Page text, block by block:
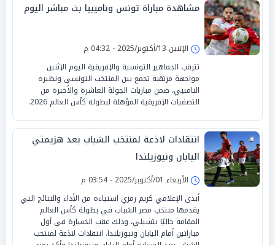
مشاهدة مباراة تونس وناميبيا بث مباشر اليوم
الإثنين 13/أكتوبر/2025 - 04:32 م
تترقب الجماهير التونسية والإفريقية اليوم الإثنين
مواجهة مرتقبة تجمع بين المنتخب التونسي ونظيره
الناميبي، ضمن مباريات الجولة العاشرة والأخيرة من
التصفيات الإفريقية المؤهلة لبطولة كأس العالم 2026.
انتقادات لاذعة لمنتخب الشباب بعد هزيمتي
اليابان ونيوزيلندا
الأربعاء 01/أكتوبر/2025 - 03:54 م
أبدى الإعلامي كريم رمزي استياءه من الأداء والنتائج التي
يقدمها منتخب مصر الشباب في بطولة كأس العالم
المقامة حاليًا بتشيلي، وذلك عقب الخسارة في أول
مباراتين أمام اليابان ونيوزيلندا. انتقادات لاذعة لمنتخب